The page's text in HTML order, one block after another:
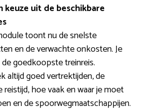
keuze uit de beschikbare
toont nu de snelste
en de verwachte onkosten. Je
goedkoopste treinreis.
altijd goed vertrektijden, de
reistijd, hoe vaak en waar je moet
en de spoorwegmaatschappijen.